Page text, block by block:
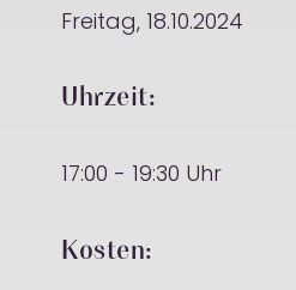
Freitag, 18.10.2024
Uhrzeit:
17:00 - 19:30 Uhr
Kosten: